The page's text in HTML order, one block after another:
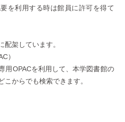
を利用する時は館員に許可を得て
配架しています。
）
用OPACを利用して、本学図書館の
こからでも検索できます。